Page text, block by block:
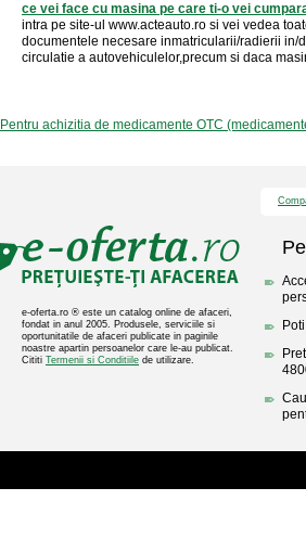
ce vei face cu masina pe care ti-o vei
intra pe site-ul www.acteauto.ro si vei vedea
documentele necesare inmatricularii/radierii in/
circulatie a autovehiculelor,precum si daca
Pentru achizitia de medicamente OTC
e-oferta.ro ® este un catalog online de afaceri,
fondat in anul 2005. Produsele, serviciile si
oportunitatile de afaceri publicate in paginile
noastre apartin persoanelor care le-au publicat.
Cititi Termenii si Conditiile de utilizare.